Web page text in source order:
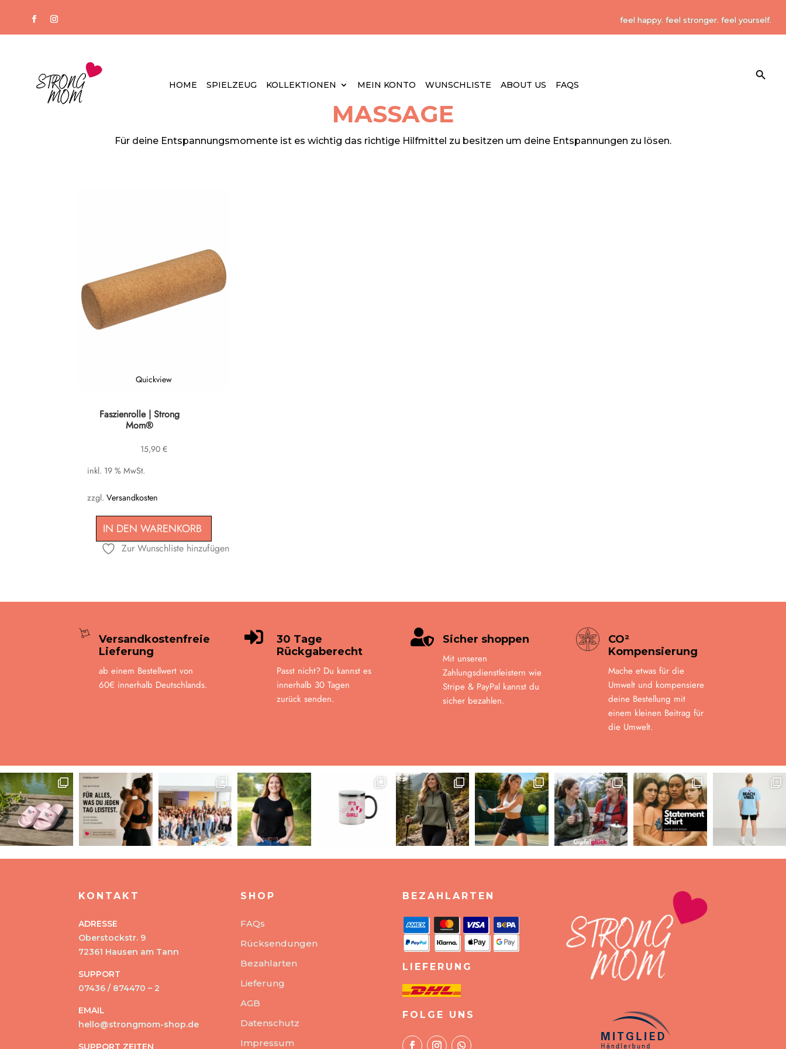
feel happy. feel stronger. feel yourself.
HOME SPIELZEUG KOLLEKTIONEN MEIN KONTO WUNSCHLISTE ABOUT US FAQS
Search
for:
MASSAGE
Für deine Entspannungsmomente ist es wichtig das richtige Hilfmittel zu besitzen um deine Entspannungen zu lösen.
Quickview
Faszienrolle | Strong
Mom®
15,90€
inkl. 19 % MwSt.
zzgl.Versandkosten
IN DEN WARENKORB
Zur Wunschliste hinzufügen
Versandkostenfreie
Lieferung
ab einem Bestellwert von
60€ innerhalb Deutschlands.

30 Tage
Rückgaberecht
Passt nicht? Du kannst es
innerhalb 30 Tagen
zurück senden.

Sicher shoppen
Mit unseren
Zahlungsdienstleistern wie
Stripe & PayPal kannst du
sicher bezahlen.
CO²
Kompensierung
Mache etwas für die
Umwelt und kompensiere
deine Bestellung mit
einem kleinen Beitrag für
die Umwelt.
KONTAKT
ADRESSE
Oberstockstr. 9
72361 Hausen am Tann
SUPPORT
07436 / 874470 – 2
EMAIL
hello@strongmom-shop.de
SUPPORT ZEITEN
SHOP
FAQs
Rücksendungen
Bezahlarten
Lieferung
AGB
Datenschutz
Impressum
BEZAHLARTEN
LIEFERUNG
FOLGE UNS